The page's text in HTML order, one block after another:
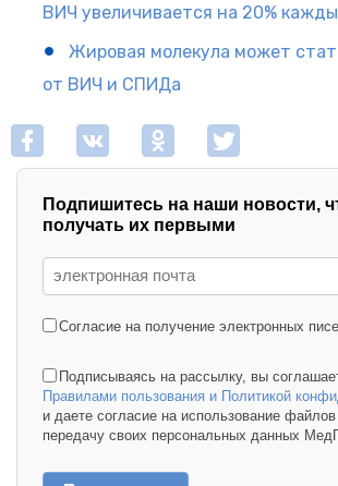
ВИЧ увеличивается на 20%
Жировая молекула может
от ВИЧ и СПИДа
Подпишитесь на наши новости,
получать их первыми
Согласие на получение электронных
Подписываясь на рассылку, вы
Правилами пользования и Политикой
и даете согласие на использование
передачу своих персональных данных